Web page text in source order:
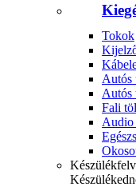
Tokok
Autós
Autós
Fali
Audio